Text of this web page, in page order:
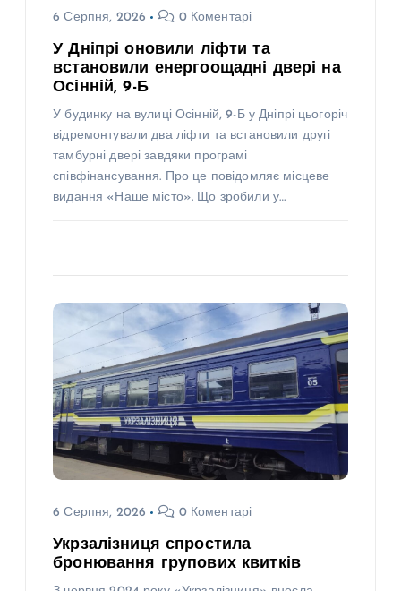
6 Серпня, 2026 0 Коментарі
У Дніпрі оновили ліфти та
встановили енергоощадні двері на
Осінній, 9-Б
У будинку на вулиці Осінній, 9-Б у Дніпрі цьогоріч
відремонтували два ліфти та встановили другі
тамбурні двері завдяки програмі
співфінансування. Про це повідомляє місцеве
видання «Наше місто». Що зробили у…
6 Серпня, 2026 0 Коментарі
Укрзалізниця спростила
бронювання групових квитків